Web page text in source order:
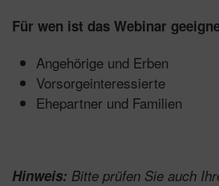
Für wen ist das Webinar
Angehörige und Erben
Vorsorgeinteressierte
Ehepartner und Familien
Hinweis: Bitte prüfen Sie auch